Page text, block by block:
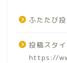
ふたたび
投稿スタ
https://